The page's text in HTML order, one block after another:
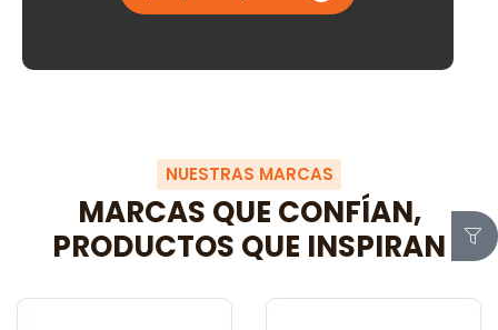
NUESTRAS MARCAS
MARCAS QUE CONFÍAN,
PRODUCTOS QUE INSPIRAN